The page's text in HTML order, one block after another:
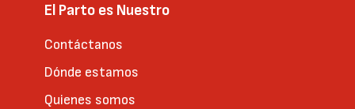
El Parto es Nuestro
Contáctanos
Dónde estamos
Quienes somos